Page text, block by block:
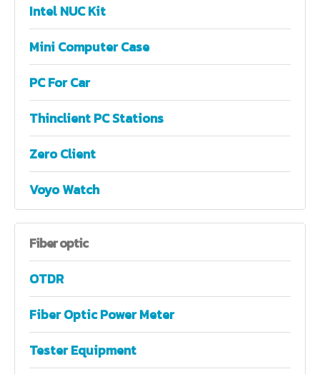
Intel NUC Kit
Mini Computer Case
PC For Car
Thinclient PC Stations
Zero Client
Voyo Watch
Fiberoptic
OTDR
Fiber Optic Power Meter
Tester Equipment